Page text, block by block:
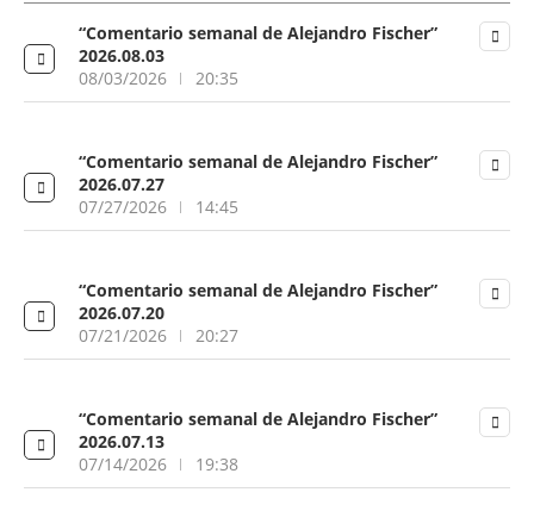
“Comentario semanal de Alejandro Fischer”
2026.08.03
08/03/2026
20:35
“Comentario semanal de Alejandro Fischer”
2026.07.27
07/27/2026
14:45
“Comentario semanal de Alejandro Fischer”
2026.07.20
07/21/2026
20:27
“Comentario semanal de Alejandro Fischer”
2026.07.13
07/14/2026
19:38